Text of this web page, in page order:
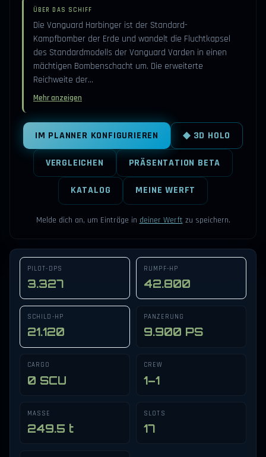
ÜBER DAS SCHIFF
Die Vanguard Harbinger ist der Standard-
Kampfbomber der Erde und wandelt die Fluchtkapsel
des Standardmodells der Vanguard Varden in einen
mächtigen Bombenschacht um. Die erweiterte
Reichweite der…
Mehr anzeigen
IM PLANNER KONFIGURIEREN ◆ 3D HOLO
VERGLEICHEN PRÄSENTATION BETA
KATALOG MEINE WERFT
Melde dich an, um Einträge in deiner Werft zu speichern.
PILOT-DPS
3.327
RUMPF-HP
42.800
SCHILD-HP
21.120
PANZERUNG
9.900 PS
CARGO
0 SCU
CREW
1–1
MASSE
249.5 t
SLOTS
17